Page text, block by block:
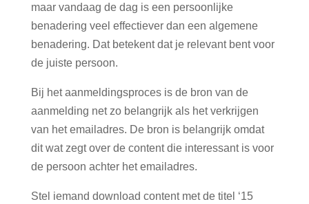
maar vandaag de dag is een persoonlijke
benadering veel effectiever dan een algemene
benadering. Dat betekent dat je relevant bent voor
de juiste persoon.
Bij het aanmeldingsproces is de bron van de
aanmelding net zo belangrijk als het verkrijgen
van het emailadres. De bron is belangrijk omdat
dit wat zegt over de content die interessant is voor
de persoon achter het emailadres.
Stel iemand download content met de titel ‘15